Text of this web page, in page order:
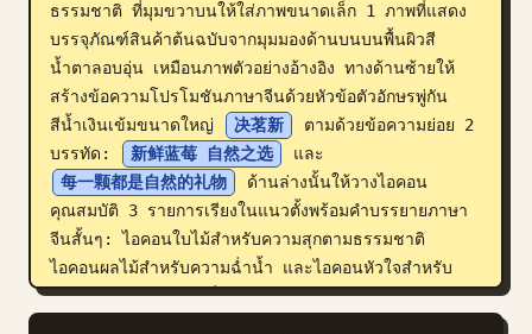
ธรรมชาติ ที่มุมขวาบนให้ใส่ภาพขนาดเล็ก 1 ภาพที่แสดง
บรรจุภัณฑ์สินค้าต้นฉบับจากมุมมองด้านบนบนพื้นผิวสี
น้ำตาลอบอุ่น เหมือนภาพตัวอย่างอ้างอิง ทางด้านซ้ายให้
สร้างข้อความโปรโมชันภาษาจีนด้วยหัวข้อตัวอักษรพู่กัน
สีน้ำเงินเข้มขนาดใหญ่
决茗新
ตามด้วยข้อความย่อย 2
บรรทัด:
新鲜蓝莓 自然之选
และ
每一颗都是自然的礼物
ด้านล่างนั้นให้วางไอคอน
คุณสมบัติ 3 รายการเรียงในแนวตั้งพร้อมคำบรรยายภาษา
จีนสั้นๆ: ไอคอนใบไม้สำหรับความสุกตามธรรมชาติ
ไอคอนผลไม้สำหรับความฉ่ำน้ำ และไอคอนหัวใจสำหรับ
คุณค่าทางโภชนาการที่อุดมสมบูรณ์ ใกล้กับมุมซ้ายล่างให้